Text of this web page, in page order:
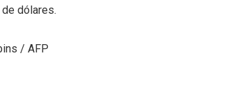
dólares.